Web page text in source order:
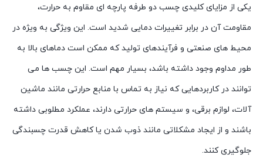
یکی از مزایای کلیدی چسب دو طرفه پارچه ای مقاوم به حرارت،
مقاومت آن در برابر تغییرات دمایی شدید است. این ویژگی به ویژه در
محیط های صنعتی و فرآیندهای تولید که ممکن است دماهای بالا به
طور مداوم وجود داشته باشد، بسیار مهم است. این چسب ها می
توانند در کاربردهایی که نیاز به تماس با منابع حرارتی مانند ماشین
آلات، لوازم برقی، و سیستم های حرارتی دارند، عملکرد مطلوبی داشته
باشند و از ایجاد مشکلاتی مانند ذوب شدن یا کاهش قدرت چسبندگی
جلوگیری کنند.